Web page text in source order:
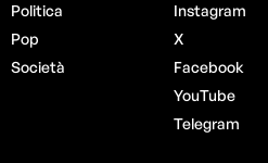
Politica
Pop
Società
Instagram
X
Facebook
YouTube
Telegram